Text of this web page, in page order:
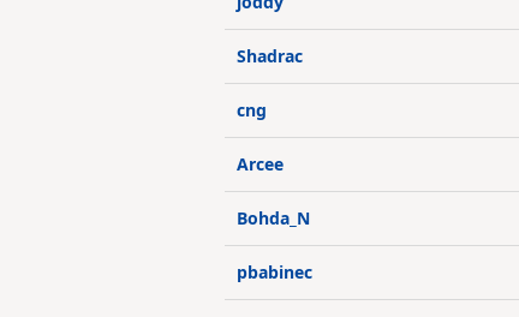
Shadrac
cng
Arcee
Bohda_N
pbabinec